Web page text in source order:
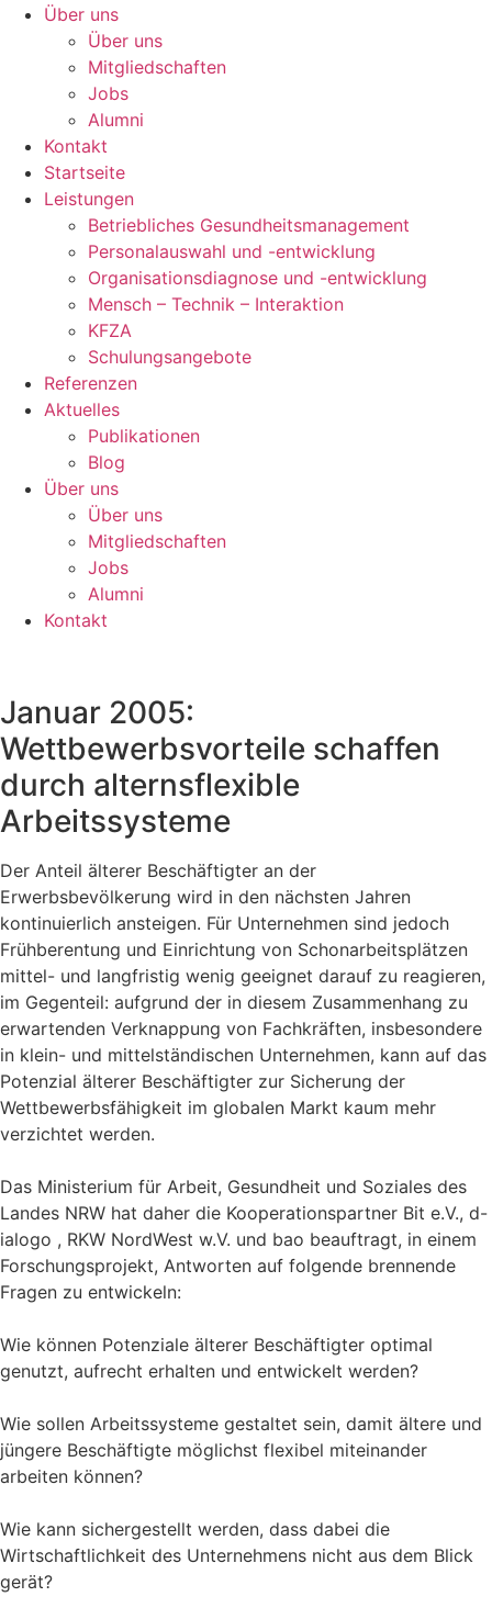
Über uns
Über uns
Mitgliedschaften
Jobs
Alumni
Kontakt
Startseite
Leistungen
Betriebliches Gesundheitsmanagement
Personalauswahl und -entwicklung
Organisationsdiagnose und -entwicklung
Mensch – Technik – Interaktion
KFZA
Schulungsangebote
Referenzen
Aktuelles
Publikationen
Blog
Über uns
Über uns
Mitgliedschaften
Jobs
Alumni
Kontakt
Januar 2005:
Wettbewerbsvorteile schaffen
durch alternsflexible
Arbeitssysteme
Der Anteil älterer Beschäftigter an der
Erwerbsbevölkerung wird in den nächsten Jahren
kontinuierlich ansteigen. Für Unternehmen sind jedoch
Frühberentung und Einrichtung von Schonarbeitsplätzen
mittel- und langfristig wenig geeignet darauf zu reagieren,
im Gegenteil: aufgrund der in diesem Zusammenhang zu
erwartenden Verknappung von Fachkräften, insbesondere
in klein- und mittelständischen Unternehmen, kann auf das
Potenzial älterer Beschäftigter zur Sicherung der
Wettbewerbsfähigkeit im globalen Markt kaum mehr
verzichtet werden.
Das Ministerium für Arbeit, Gesundheit und Soziales des
Landes NRW hat daher die Kooperationspartner Bit e.V., d-
ialogo , RKW NordWest w.V. und bao beauftragt, in einem
Forschungsprojekt, Antworten auf folgende brennende
Fragen zu entwickeln:
Wie können Potenziale älterer Beschäftigter optimal
genutzt, aufrecht erhalten und entwickelt werden?
Wie sollen Arbeitssysteme gestaltet sein, damit ältere und
jüngere Beschäftigte möglichst flexibel miteinander
arbeiten können?
Wie kann sichergestellt werden, dass dabei die
Wirtschaftlichkeit des Unternehmens nicht aus dem Blick
gerät?